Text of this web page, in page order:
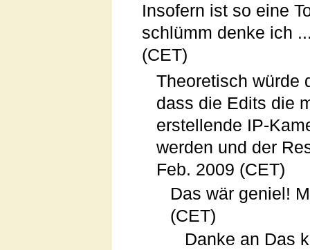
Insofern ist so eine
schlümm denke ich
(CET)
Theoretisch würde
dass die Edits die
erstellende IP-
werden und der
Feb. 2009 (CET)
Das wär geniel!
(CET)
Danke an Das